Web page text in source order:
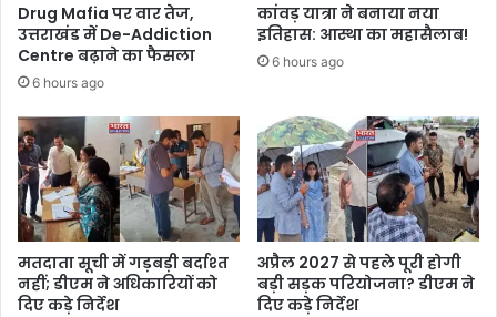
Drug Mafia पर वार तेज,
उत्तराखंड में De-Addiction
Centre बढ़ाने का फैसला
6 hours ago
कांवड़ यात्रा ने बनाया नया
इतिहास: आस्था का महासैलाब!
6 hours ago
मतदाता सूची में गड़बड़ी बर्दाश्त
नहीं; डीएम ने अधिकारियों को
दिए कड़े निर्देश
अप्रैल 2027 से पहले पूरी होगी
बड़ी सड़क परियोजना? डीएम ने
दिए कड़े निर्देश